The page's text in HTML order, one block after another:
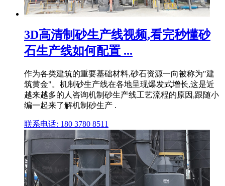
3D高清制砂生产线视频,看完秒懂砂
石生产线如何配置 ...
作为各类建筑的重要基础材料,砂石资源一向被称为"建
筑黄金"。机制砂生产线在各地呈现爆发式增长,这是近
越来越多的人咨询机制砂生产线工艺流程的原因,跟随小
编一起来了解机制砂生产 .
联系电话: 180 3780 8511